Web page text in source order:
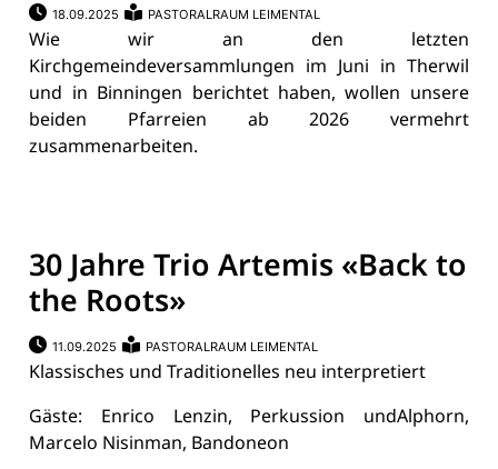
18.09.2025 PASTORALRAUM LEIMENTAL
Wie wir an den letzten
Kirchgemeindeversammlungen im Juni in Therwil
und in Binningen berichtet haben, wollen unsere
beiden Pfarreien ab 2026 vermehrt
zusammenarbeiten.
30 Jahre Trio Artemis «Back to
the Roots»
11.09.2025 PASTORALRAUM LEIMENTAL
Klassisches und Traditionelles neu interpretiert
Gäste: Enrico Lenzin, Perkussion undAlphorn,
Marcelo Nisinman, Bandoneon